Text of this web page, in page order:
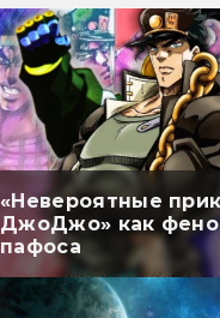
«Невероятные
ДжоДжо» как
пафоса